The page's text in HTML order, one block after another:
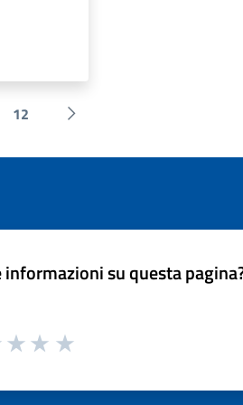
12
Successiva »
su questa